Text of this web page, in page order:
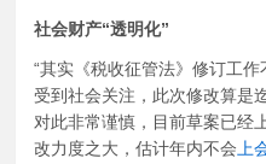
社会财产“透明化”
“其实《税收征管法》修订工作
受到社会关注，此次修改算是
对此非常谨慎，目前草案已经
改力度之大，估计年内不会 上